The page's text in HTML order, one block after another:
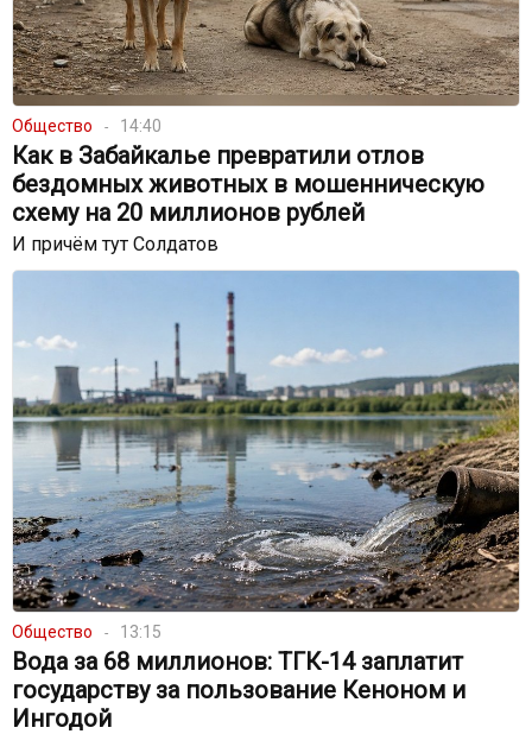
Общество 14:40
Как в Забайкалье превратили отлов
бездомных животных в мошенническую
схему на 20 миллионов рублей
И причём тут Солдатов
Общество 13:15
Вода за 68 миллионов: ТГК-14 заплатит
государству за пользование Кеноном и
Ингодой